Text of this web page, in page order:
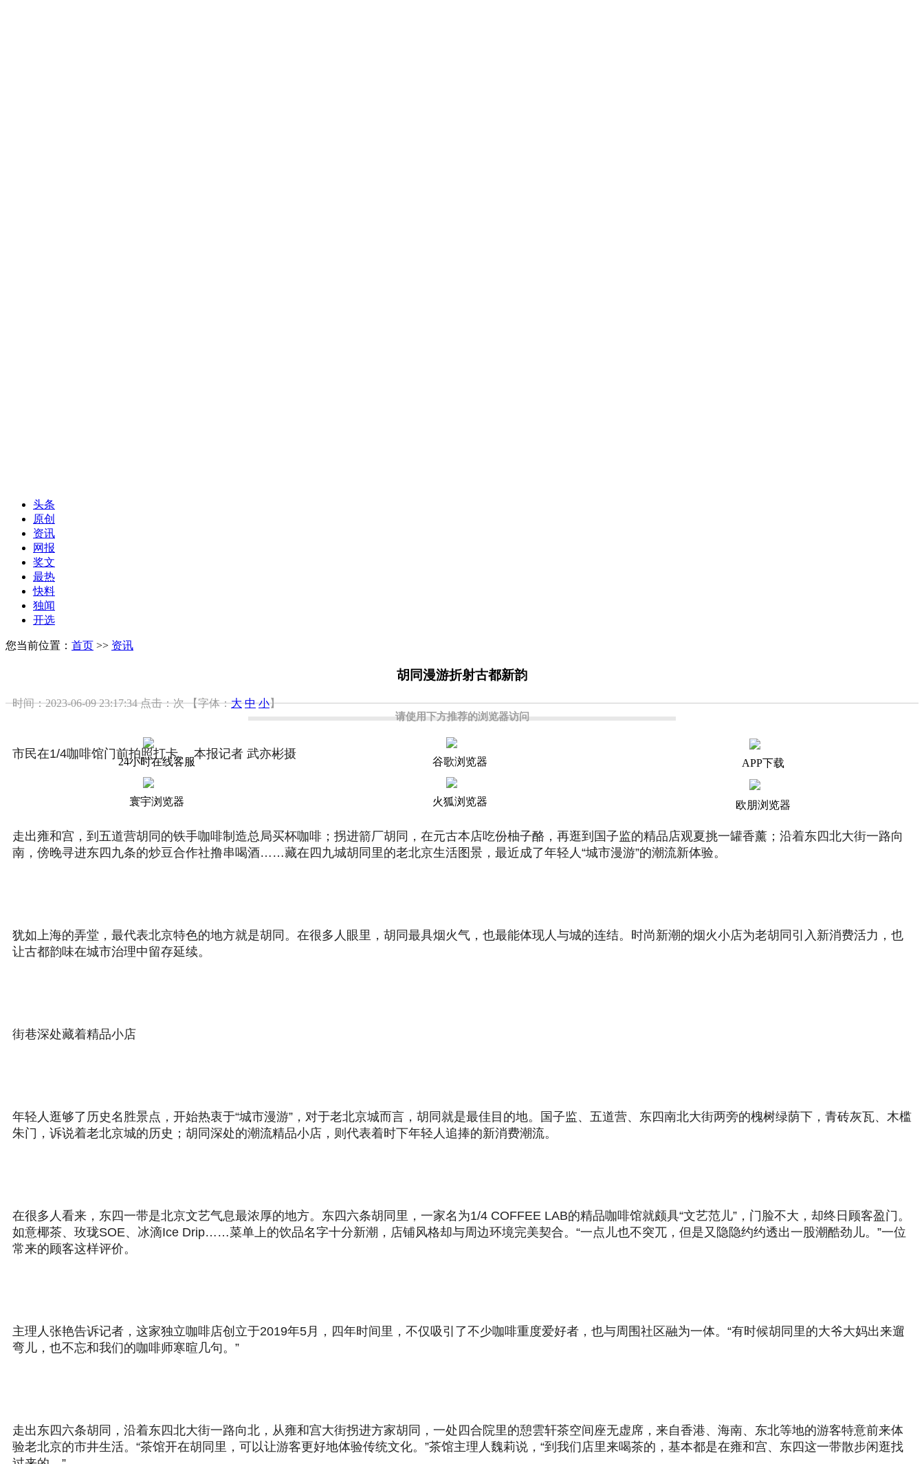
请使用下方推荐的浏览器访问
24小时在线客服 谷歌浏览器 APP下载
寰宇浏览器 火狐浏览器 欧朋浏览器
头条
原创
资讯
网报
奖文
最热
快料
独闻
开选
您当前位置： 首页 >> 资讯
胡同漫游折射古都新韵
时间：2023-06-09 23:17:34点击：次 【字体：大 中 小】
市民在1/4咖啡馆门前拍照打卡。 本报记者 武亦彬摄
走出雍和宫，到五道营胡同的铁手咖啡制造总局买杯咖啡；拐进箭厂胡同，在元古本店吃份柚子酪，再逛到国子监的精品店观夏挑一罐香薰；沿着东四北大街一路向
南，傍晚寻进东四九条的炒豆合作社撸串喝酒……藏在四九城胡同里的老北京生活图景，最近成了年轻人“城市漫游”的潮流新体验。
犹如上海的弄堂，最代表北京特色的地方就是胡同。在很多人眼里，胡同最具烟火气，也最能体现人与城的连结。时尚新潮的烟火小店为老胡同引入新消费活力，也
让古都韵味在城市治理中留存延续。
街巷深处藏着精品小店
年轻人逛够了历史名胜景点，开始热衷于“城市漫游”，对于老北京城而言，胡同就是最佳目的地。国子监、五道营、东四南北大街两旁的槐树绿荫下，青砖灰瓦、木槛
朱门，诉说着老北京城的历史；胡同深处的潮流精品小店，则代表着时下年轻人追捧的新消费潮流。
在很多人看来，东四一带是北京文艺气息最浓厚的地方。东四六条胡同里，一家名为1/4 COFFEE LAB的精品咖啡馆就颇具“文艺范儿”，门脸不大，却终日顾客盈门。
如意椰茶、玫珑SOE、冰滴Ice Drip……菜单上的饮品名字十分新潮，店铺风格却与周边环境完美契合。“一点儿也不突兀，但是又隐隐约约透出一股潮酷劲儿。”一位
常来的顾客这样评价。
主理人张艳告诉记者，这家独立咖啡店创立于2019年5月，四年时间里，不仅吸引了不少咖啡重度爱好者，也与周围社区融为一体。“有时候胡同里的大爷大妈出来遛
弯儿，也不忘和我们的咖啡师寒暄几句。”
走出东四六条胡同，沿着东四北大街一路向北，从雍和宫大街拐进方家胡同，一处四合院里的憩雲轩茶空间座无虚席，来自香港、海南、东北等地的游客特意前来体
验老北京的市井生活。“茶馆开在胡同里，可以让游客更好地体验传统文化。”茶馆主理人魏莉说，“到我们店里来喝茶的，基本都是在雍和宫、东四这一带散步闲逛找